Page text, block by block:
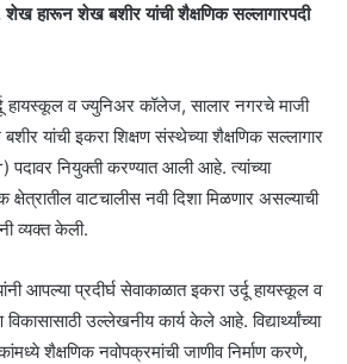
हारून शेख बशीर यांची शैक्षणिक सल्लागारपदी
हायस्कूल व ज्युनिअर कॉलेज, सालार नगरचे माजी
यांची इकरा शिक्षण संस्थेच्या शैक्षणिक सल्लागार
नियुक्ती करण्यात आली आहे. त्यांच्या
वाटचालीस नवी दिशा मिळणार असल्याची
व्यक्त केली.
आपल्या प्रदीर्घ सेवाकाळात इकरा उर्दू हायस्कूल व
उल्लेखनीय कार्य केले आहे. विद्यार्थ्यांच्या
शैक्षणिक नवोपक्रमांची जाणीव निर्माण करणे,